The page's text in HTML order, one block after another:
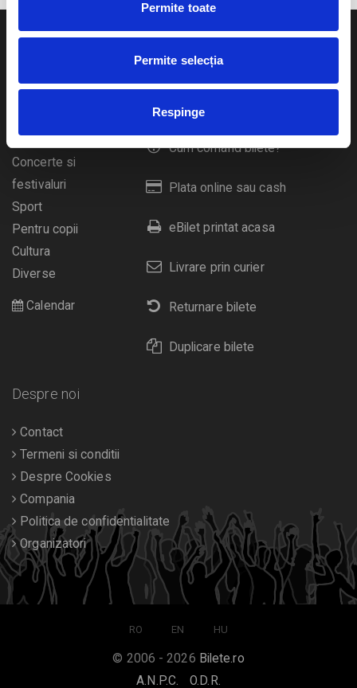
Permite toate
Permite selecția
Respinge
Cum comand bilete?
Plata online sau cash
eBilet printat acasa
Livrare prin curier
Returnare bilete
Duplicare bilete
Concerte si
festivaluri
Sport
Pentru copii
Cultura
Diverse
Calendar
Despre noi
Contact
Termeni si conditii
Despre Cookies
Compania
Politica de confidentialitate
Organizatori
RO EN HU
© 2006 - 2026 Bilete.ro
A.N.P.C.
O.D.R.